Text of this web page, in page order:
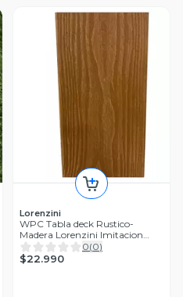
Lorenzini
WPC Tabla deck Rustico-
Madera Lorenzini Imitacion
madera
0(0)
$22.990